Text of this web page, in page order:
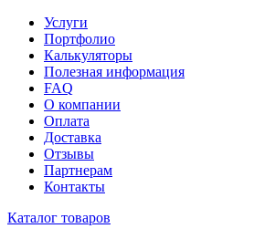
Услуги
Портфолио
Калькуляторы
Полезная информация
FAQ
О компании
Оплата
Доставка
Отзывы
Партнерам
Контакты
Каталог товаров